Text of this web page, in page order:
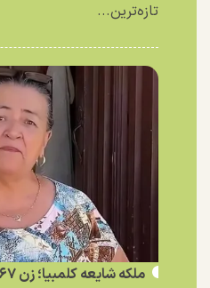
تازه‌ترین...